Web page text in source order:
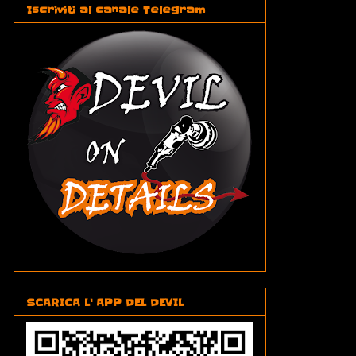
Iscriviti al canale Telegram
SCARICA L' APP DEL DEVIL